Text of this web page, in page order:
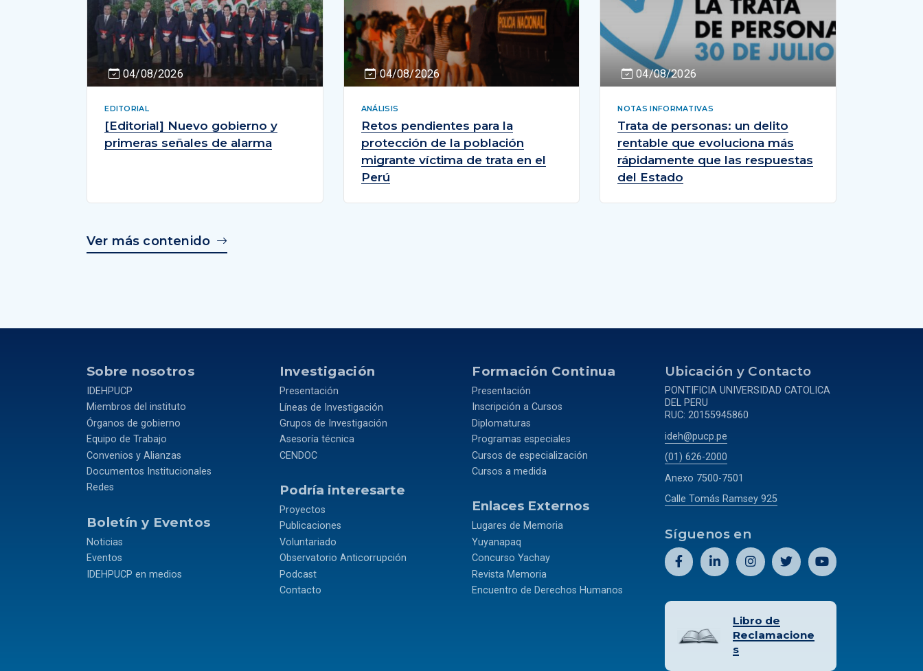
04/08/2026
EDITORIAL
[Editorial] Nuevo gobierno y
primeras señales de alarma
04/08/2026
ANÁLISIS
Retos pendientes para la
protección de la población
migrante víctima de trata en el
Perú
04/08/2026
NOTAS INFORMATIVAS
Trata de personas: un delito
rentable que evoluciona más
rápidamente que las respuestas
del Estado
Ver más contenido
Sobre nosotros
IDEHPUCP
Miembros del instituto
Órganos de gobierno
Equipo de Trabajo
Convenios y Alianzas
Documentos Institucionales
Redes
Boletín y Eventos
Noticias
Eventos
IDEHPUCP en medios
Investigación
Presentación
Líneas de Investigación
Grupos de Investigación
Asesoría técnica
CENDOC
Podría interesarte
Proyectos
Publicaciones
Voluntariado
Observatorio Anticorrupción
Podcast
Contacto
Formación Continua
Presentación
Inscripción a Cursos
Diplomaturas
Programas especiales
Cursos de especialización
Cursos a medida
Enlaces Externos
Lugares de Memoria
Yuyanapaq
Concurso Yachay
Revista Memoria
Encuentro de Derechos Humanos
Ubicación y Contacto
PONTIFICIA UNIVERSIDAD CATOLICA
DEL PERU
RUC: 20155945860
ideh@pucp.pe
(01) 626-2000
Anexo 7500-7501
Calle Tomás Ramsey 925
Síguenos en
Libro de
Reclamacione
s